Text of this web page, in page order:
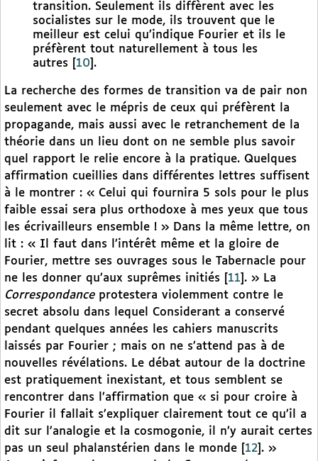
transition. Seulement ils diffèrent avec les
socialistes sur le mode, ils trouvent que le
meilleur est celui qu’indique Fourier et ils le
préfèrent tout naturellement à tous les
autres
10 .
La recherche des formes de transition va de pair non
seulement avec le mépris de ceux qui préfèrent la
propagande, mais aussi avec le retranchement de la
théorie dans un lieu dont on ne semble plus savoir
quel rapport le relie encore à la pratique. Quelques
affirmation cueillies dans différentes lettres suffisent
à le montrer : « Celui qui fournira 5 sols pour le plus
faible essai sera plus orthodoxe à mes yeux que tous
les écrivailleurs ensemble ! » Dans la même lettre, on
lit : « Il faut dans l’intérêt même et la gloire de
Fourier, mettre ses ouvrages sous le Tabernacle pour
ne les donner qu’aux suprêmes initiés
11 . » La
Correspondanceprotestera violemment contre le
secret absolu dans lequel Considerant a conservé
pendant quelques années les cahiers manuscrits
laissés par Fourier ; mais on ne s’attend pas à de
nouvelles révélations. Le débat autour de la doctrine
est pratiquement inexistant, et tous semblent se
rencontrer dans l’affirmation que « si pour croire à
Fourier il fallait s’expliquer clairement tout ce qu’il a
dit sur l’analogie et la cosmogonie, il n’y aurait certes
pas un seul phalanstérien dans le monde
12 . »